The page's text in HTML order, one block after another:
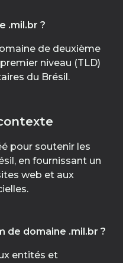
.mil.br ?
de deuxième
niveau (TLD)
du Brésil.
pour soutenir les
en fournissant un
web et aux
de domaine .mil.br ?
entités et